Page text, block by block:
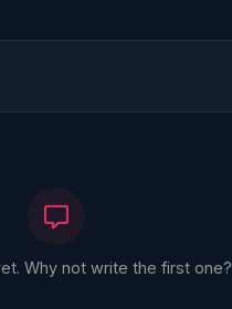
Why not write the first one?